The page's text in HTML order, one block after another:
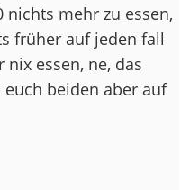
nichts mehr zu essen,
früher auf jeden fall
nix essen, ne, das
beiden aber auf